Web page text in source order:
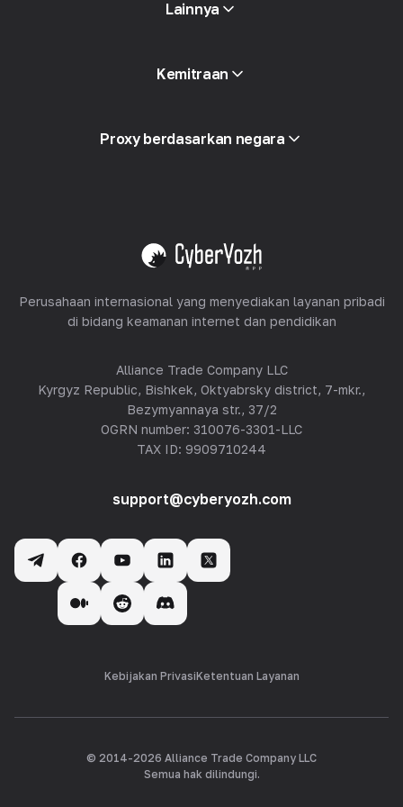
Lainnya
Akses API
Kemitraan
Program Mitra
Proxy berdasarkan negara
Lihat semua
Perusahaan internasional yang menyediakan layanan pribadi
di bidang keamanan internet dan pendidikan
Alliance Trade Company LLC
Kyrgyz Republic, Bishkek, Oktyabrsky district, 7-mkr.,
Bezymyannaya str., 37/2
OGRN number: 310076-3301-LLC
TAX ID: 9909710244
support@cyberyozh.com
Kebijakan PrivasiKetentuan Layanan
© 2014-2026 Alliance Trade Company LLC
Semua hak dilindungi.